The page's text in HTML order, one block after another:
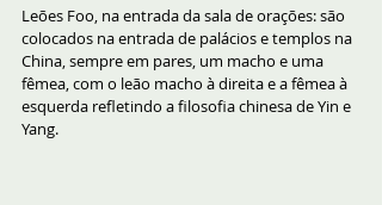
Leões Foo, na entrada da sala de orações: são
colocados na entrada de palácios e templos na
China, sempre em pares, um macho e uma
fêmea, com o leão macho à direita e a fêmea à
esquerda refletindo a filosofia chinesa de Yin e
Yang.